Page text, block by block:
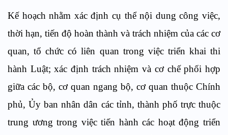
Kế hoạch nhằm xác định cụ thể nội dung công việc,
thời hạn, tiến độ hoàn thành và trách nhiệm của các cơ
quan, tổ chức có liên quan trong việc triển khai thi
hành Luật; xác định trách nhiệm và cơ chế phối hợp
giữa các bộ, cơ quan ngang bộ, cơ quan thuộc Chính
phủ, Ủy ban nhân dân các tỉnh, thành phố trực thuộc
trung ương trong việc tiến hành các hoạt động triển